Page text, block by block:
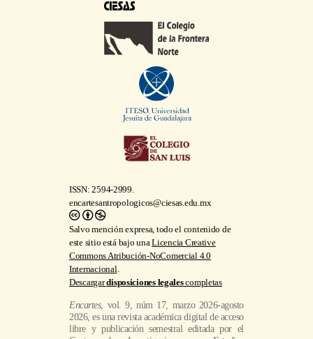
ISSN: 2594-2999.
encartesantropologicos@ciesas.edu.mx
Salvo mención expresa, todo el contenido de
este sitio está bajo unaLicencia Creative
Commons Atribución-NoComercial 4.0
Internacional.
Descargardisposiciones legalescompletas
Encartes, vol. 9, núm 17, marzo 2026-agosto
2026, es una revista académica digital de acceso
libre y publicación semestral editada por el